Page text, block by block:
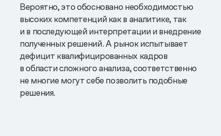
Вероятно, это обосновано необходимостью
высоких компетенций как в аналитике, так
и в последующей интерпретации и внедрение
полученных решений. А рынок испытывает
дефицит квалифицированных кадров
в области сложного анализа, соответственно
не многие могут себе позволить подобные
решения.